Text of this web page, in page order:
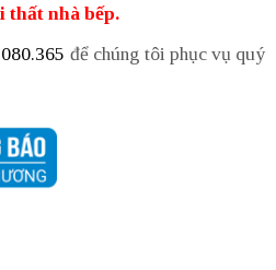
thất nhà bếp.
để chúng tôi phục vụ quý